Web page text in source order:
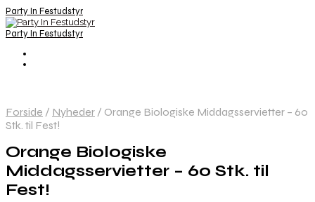
Party In Festudstyr
Party In Festudstyr
Forside / Nyheder / Orange Biologiske Middagsservietter – 60
Stk. til Fest!
Orange Biologiske
Middagsservietter – 60 Stk. til
Fest!